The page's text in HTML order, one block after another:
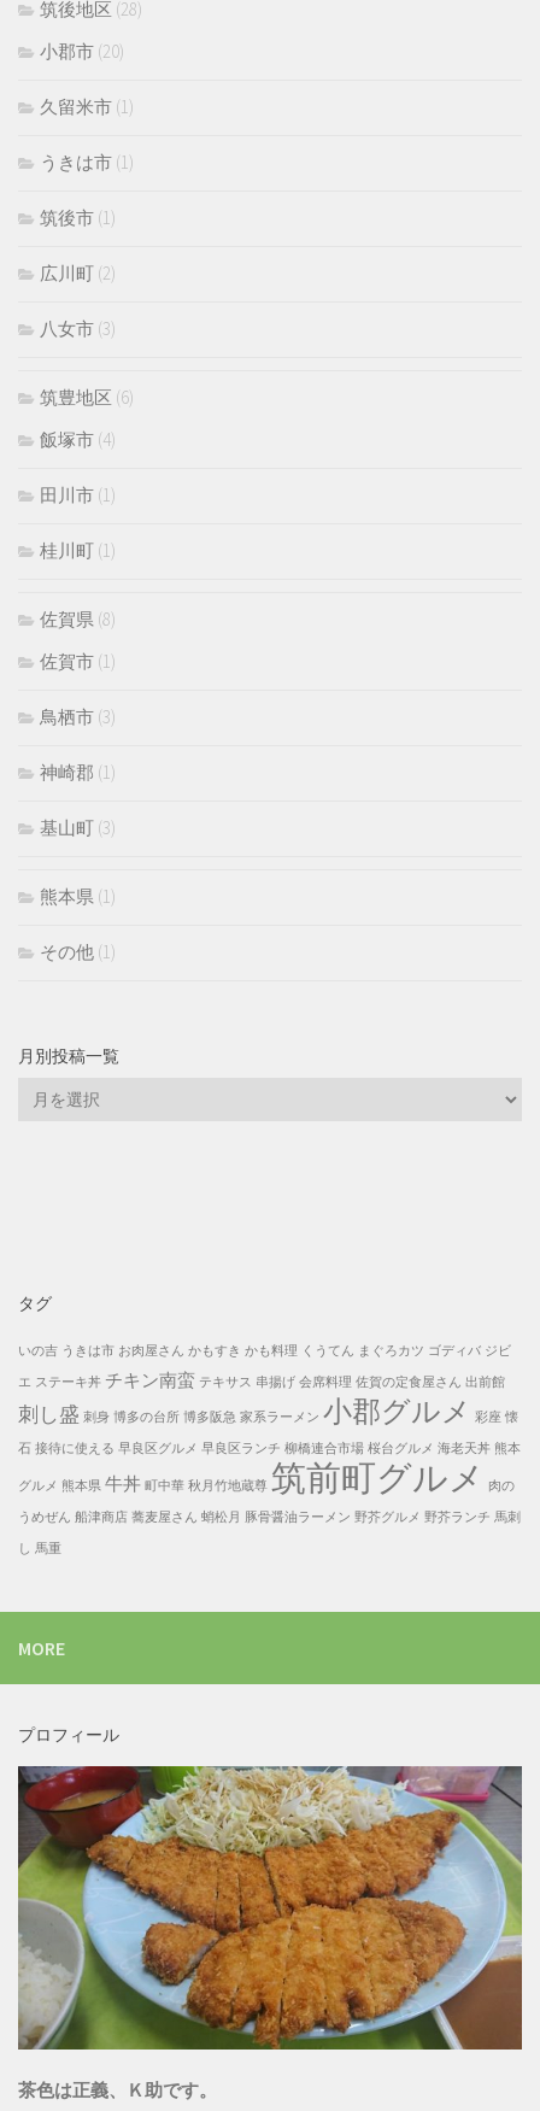
筑後地区 (28)
小郡市 (20)
久留米市 (1)
うきは市 (1)
筑後市 (1)
広川町 (2)
八女市 (3)
筑豊地区 (6)
飯塚市 (4)
田川市 (1)
桂川町 (1)
佐賀県 (8)
佐賀市 (1)
鳥栖市 (3)
神崎郡 (1)
基山町 (3)
熊本県 (1)
その他 (1)
月別投稿一覧
タグ
いの吉 うきは市 お肉屋さん かもすき かも料理 くうてん まぐろカツ ゴディバ ジビ
エ ステーキ丼 チキン南蛮 テキサス 串揚げ 会席料理 佐賀の定食屋さん 出前館
刺し盛 刺身 博多の台所 博多阪急 家系ラーメン 小郡グルメ 彩座 懐
石 接待に使える 早良区グルメ 早良区ランチ 柳橋連合市場 桜台グルメ 海老天丼 熊本
グルメ 熊本県 牛丼 町中華 秋月竹地蔵尊 筑前町グルメ
肉の
うめぜん 船津商店 蕎麦屋さん 蛸松月 豚骨醤油ラーメン 野芥グルメ 野芥ランチ 馬刺
し 馬重
MORE
プロフィール
茶色は正義、Ｋ助です。